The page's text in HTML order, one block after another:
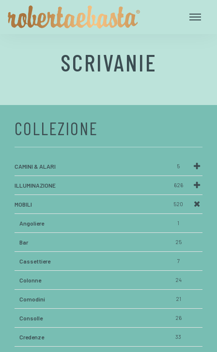
SCRIVANIE
COLLEZIONE
CAMINI & ALARI 5
ILLUMINAZIONE 626
MOBILI 520
Angoliere 1
Bar 25
Cassettiere 7
Colonne 24
Comodini 21
Consolle 26
Credenze 33